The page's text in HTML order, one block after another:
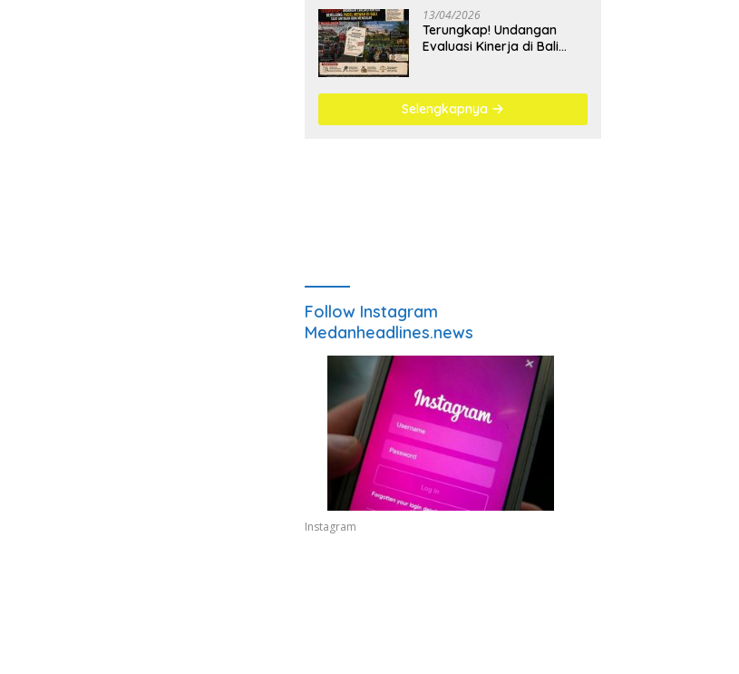
13/04/2026
Terungkap! Undangan
Evaluasi Kinerja di Bali
Mengular
Selengkapnya
Follow Instagram
Medanheadlines.news
Instagram